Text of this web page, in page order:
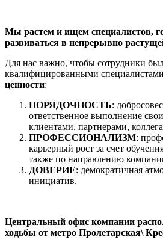
Мы растем и ищем специалистов,
развиваться в непрерывно
Для нас важно, чтобы сотрудники
квалифицированными
ценности:
ПОРЯДОЧНОСТЬ:
ответственное выполнение
клиентами, партнерами,
ПРОФЕССИОНАЛИЗМ:
карьерный рост за счет
также по направлению
ДОВЕРИЕ: демократичная
инициатив.
Центральный офис компании
ходьбы от метро Пролетарская\